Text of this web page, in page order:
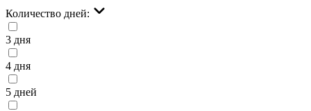
Количество дней:
3 дня
4 дня
5 дней